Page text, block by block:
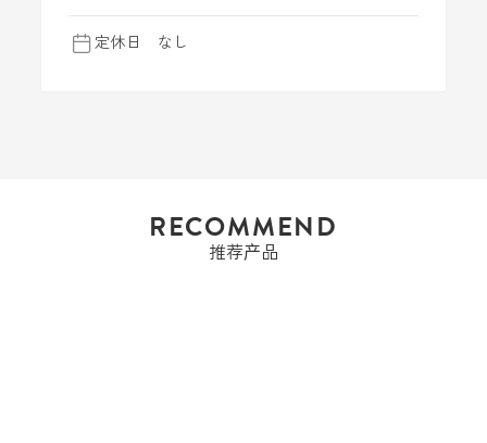
定休日 なし
RECOMMEND
推荐产品